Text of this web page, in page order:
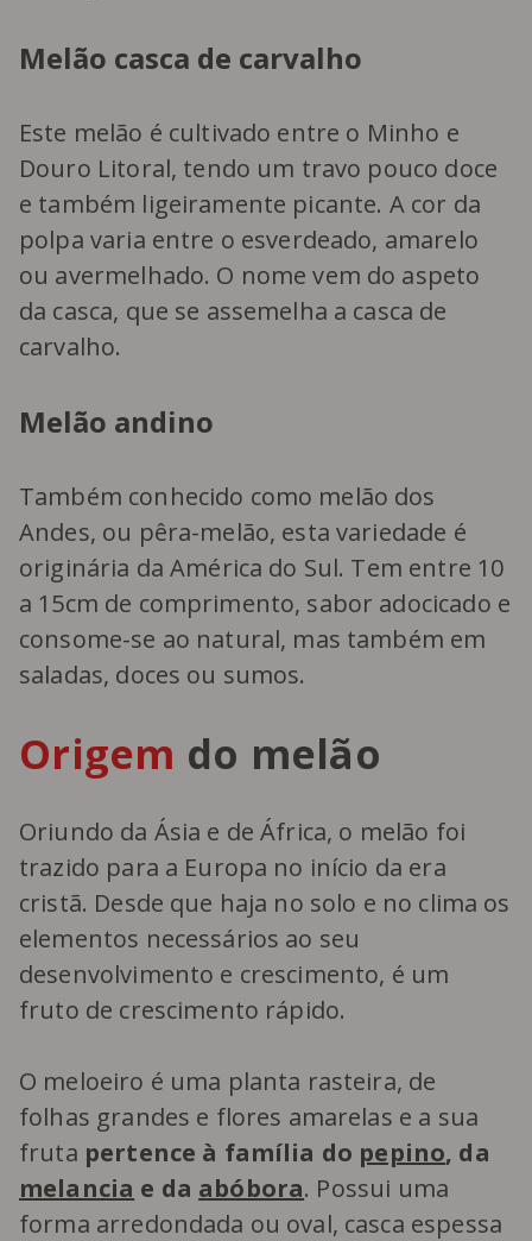
Melão casca de carvalho
Este melão é cultivado entre o Minho e
Douro Litoral, tendo um travo pouco doce
e também ligeiramente picante. A cor da
polpa varia entre o esverdeado, amarelo
ou avermelhado. O nome vem do aspeto
da casca, que se assemelha a casca de
carvalho.
Melão andino
Também conhecido como melão dos
Andes, ou pêra-melão, esta variedade é
originária da América do Sul. Tem entre 10
a 15cm de comprimento, sabor adocicado e
consome-se ao natural, mas também em
saladas, doces ou sumos.
Origem do melão
Oriundo da Ásia e de África, o melão foi
trazido para a Europa no início da era
cristã. Desde que haja no solo e no clima os
elementos necessários ao seu
desenvolvimento e crescimento, é um
fruto de crescimento rápido.
O meloeiro é uma planta rasteira, de
folhas grandes e flores amarelas e a sua
fruta pertence à família do pepino, da
melancia e da abóbora. Possui uma
forma arredondada ou oval, casca espessa